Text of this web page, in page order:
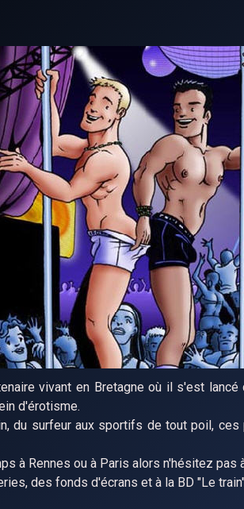
vivant en Bretagne où il s'est
d'érotisme.
du surfeur aux sportifs de tout poil,
à Rennes ou à Paris alors n'hésitez
des fonds d'écrans et à la BD "Le